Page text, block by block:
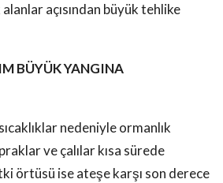
açısından büyük tehlike
BÜYÜK YANGINA
nedeniyle ormanlık
ve çalılar kısa sürede
örtüsü ise ateşe karşı son derece